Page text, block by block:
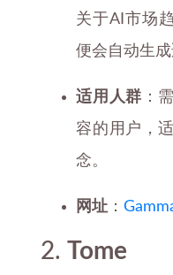
关于AI市场
便会自动生成
适用人群 ：
容的用户，
念。
网址 ：
2.Tome